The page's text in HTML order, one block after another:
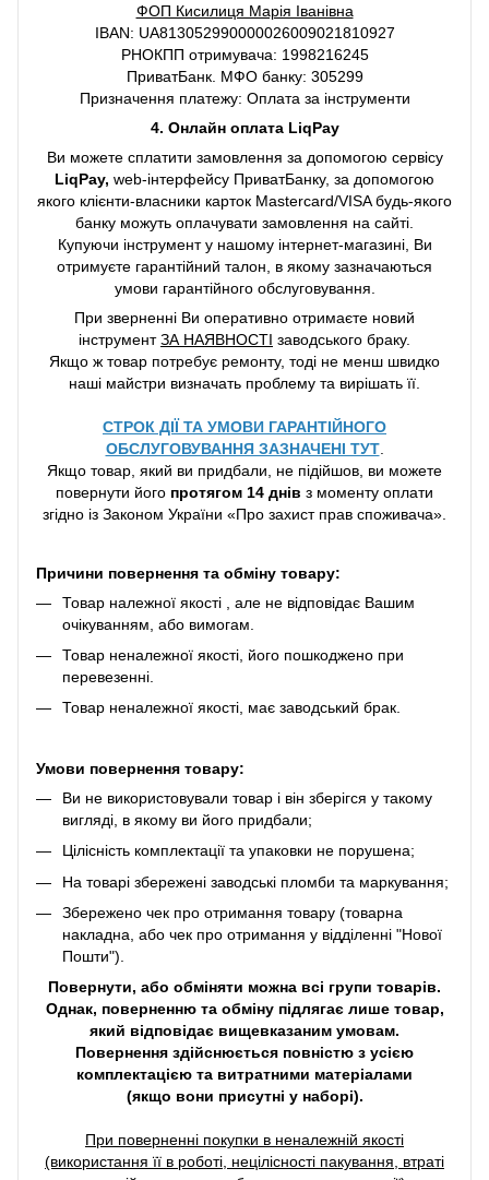
ФОП Кисилиця Марія Іванівна
IBAN: UA813052990000026009021810927
РНОКПП отримувача: 1998216245
ПриватБанк. МФО банку: 305299
Призначення платежу: Оплата за інструменти
4. Онлайн оплата LiqPay
Ви можете сплатити замовлення за допомогою сервісу
LiqPay, web-інтерфейсу ПриватБанку, за допомогою
якого клієнти-власники карток Mastercard/VISA будь-якого
банку можуть оплачувати замовлення на сайті.
Купуючи інструмент у нашому інтернет-магазині, Ви
отримуєте гарантійний талон, в якому зазначаються
умови гарантійного обслуговування.
При зверненні Ви оперативно отримаєте новий
інструментЗА НАЯВНОСТІ заводського браку.
Якщо ж товар потребує ремонту, тоді не менш швидко
наші майстри визначать проблему та вирішать її.
СТРОК ДІЇ ТА УМОВИ ГАРАНТІЙНОГО
ОБСЛУГОВУВАННЯ ЗАЗНАЧЕНІ ТУТ.
Якщо товар, який ви придбали, не підійшов, ви можете
повернути його протягом 14 днів з моменту оплати
згідно із Законом України «Про захист прав споживача».
Причини повернення та обміну товару:
Товар належної якості , але не відповідає Вашим
очікуванням, або вимогам.
Товар неналежної якості, його пошкоджено при
перевезенні.
Товар неналежної якості, має заводський брак.
Умови повернення товару:
Ви не використовували товар і він зберігся у такому
вигляді, в якому ви його придбали;
Цілісність комплектації та упаковки не порушена;
На товарі збережені заводські пломби та маркування;
Збережено чек про отримання товару (товарна
накладна, або чек про отримання у відділенні "Нової
Пошти").
Повернути, або обміняти можна всі групи товарів.
Однак, поверненню та обміну підлягає лише товар,
який відповідає вищевказаним умовам.
Повернення здійснюється повністю з усією
комплектацією та витратними матеріалами
(якщо вони присутні у наборі).
При поверненні покупки в неналежній якості
(використання її в роботі, нецілісності пакування, втраті